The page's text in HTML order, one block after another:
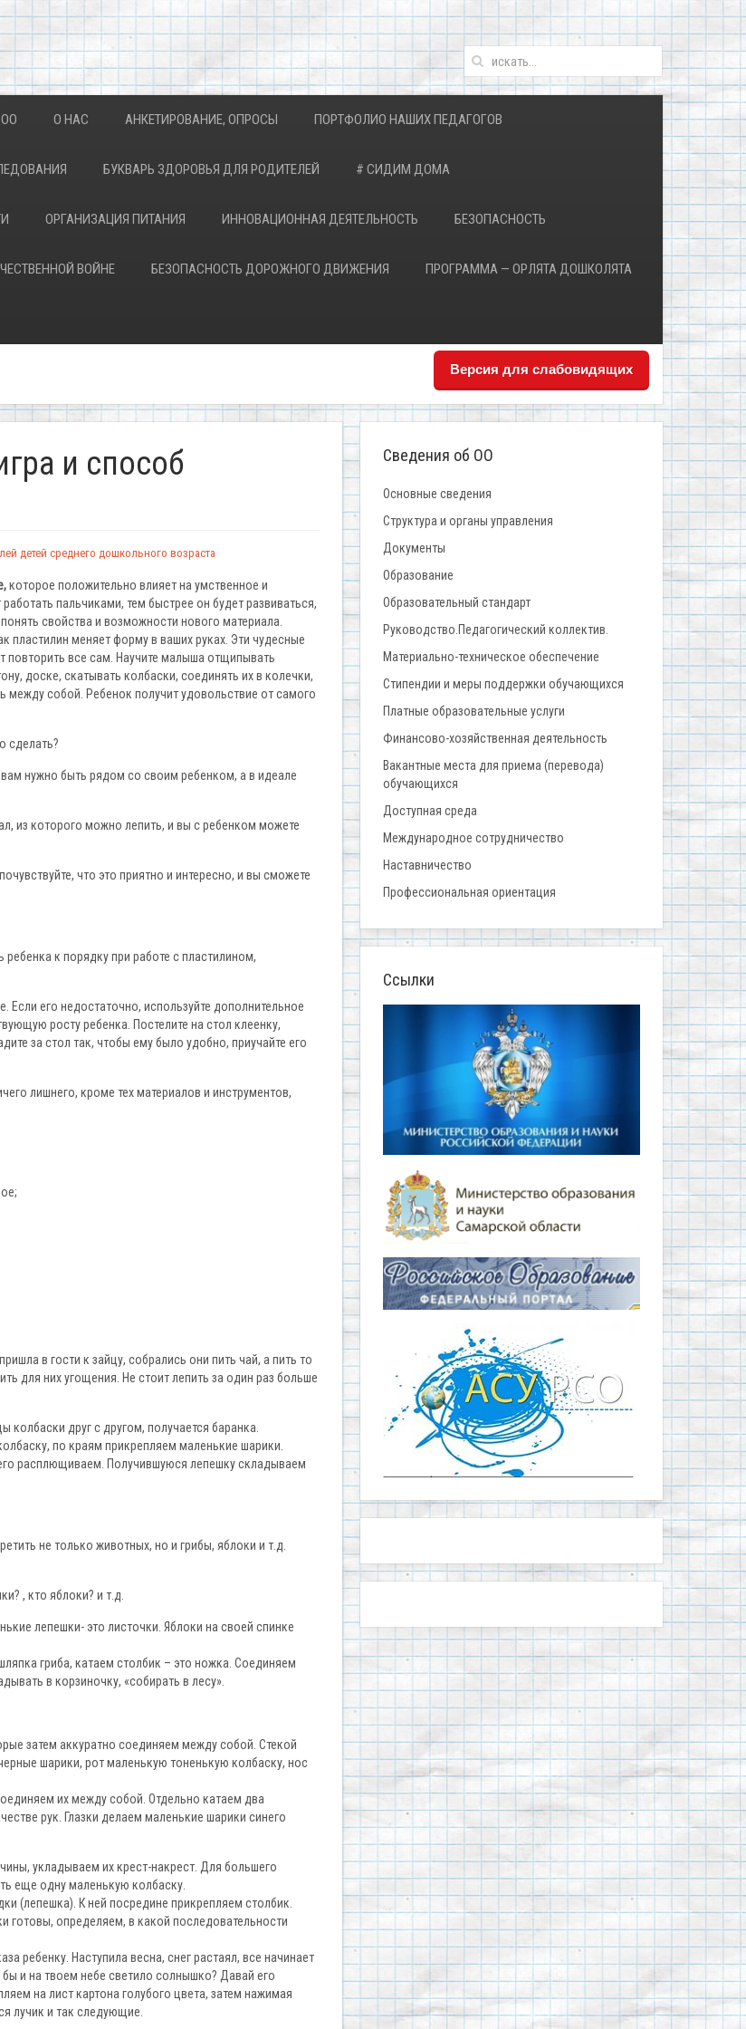
О НАС АНКЕТИРОВАНИЕ, ОПРОСЫ ПОРТФОЛИО НАШИХ ПЕДАГОГОВ
БУКВАРЬ ЗДОРОВЬЯ ДЛЯ РОДИТЕЛЕЙ # СИДИМ ДОМА
ОРГАНИЗАЦИЯ ПИТАНИЯ ИННОВАЦИОННАЯ ДЕЯТЕЛЬНОСТЬ БЕЗОПАСНОСТЬ
ВОЙНЕ БЕЗОПАСНОСТЬ ДОРОЖНОГО ДВИЖЕНИЯ ПРОГРАММА — ОРЛЯТА ДОШКОЛЯТА
Версия для слабовидящих
и способ
детей среднего дошкольного возраста
которое положительно влияет на умственное и
пальчиками, тем быстрее он будет развиваться,
свойства и возможности нового материала.
меняет форму в ваших руках. Эти чудесные
повторить все сам. Научите малыша отщипывать
доске, скатывать колбаски, соединять их в колечки,
между собой. Ребенок получит удовольствие от самого
сделать?
нужно быть рядом со своим ребенком, а в идеале
из которого можно лепить, и вы с ребенком можете
что это приятно и интересно, и вы сможете
к порядку при работе с пластилином,
его недостаточно, используйте дополнительное
росту ребенка. Постелите на стол клеенку,
за стол так, чтобы ему было удобно, приучайте его
лишнего, кроме тех материалов и инструментов,
в гости к зайцу, собрались они пить чай, а пить то
для них угощения. Не стоит лепить за один раз больше
друг с другом, получается баранка.
по краям прикрепляем маленькие шарики.
расплющиваем. Получившуюся лепешку складываем
не только животных, но и грибы, яблоки и т.д.
, кто яблоки? и т.д.
лепешки- это листочки. Яблоки на своей спинке
гриба, катаем столбик – это ножка. Соединяем
в корзиночку, «собирать в лесу».
затем аккуратно соединяем между собой. Стекой
шарики, рот маленькую тоненькую колбаску, нос
их между собой. Отдельно катаем два
рук. Глазки делаем маленькие шарики синего
укладываем их крест-накрест. Для большего
еще одну маленькую колбаску.
(лепешка). К ней посредине прикрепляем столбик.
готовы, определяем, в какой последовательности
ребенку. Наступила весна, снег растаял, все начинает
и на твоем небе светило солнышко? Давай его
на лист картона голубого цвета, затем нажимая
лучик и так следующие.
Сведения об ОО
Основные сведения
Структура и органы управления
Документы
Образование
Образовательный стандарт
Руководство.Педагогический коллектив.
Материально-техническое обеспечение
Стипендии и меры поддержки обучающихся
Платные образовательные услуги
Финансово-хозяйственная деятельность
Вакантные места для приема (перевода)
обучающихся
Доступная среда
Международное сотрудничество
Наставничество
Профессиональная ориентация
Ссылки